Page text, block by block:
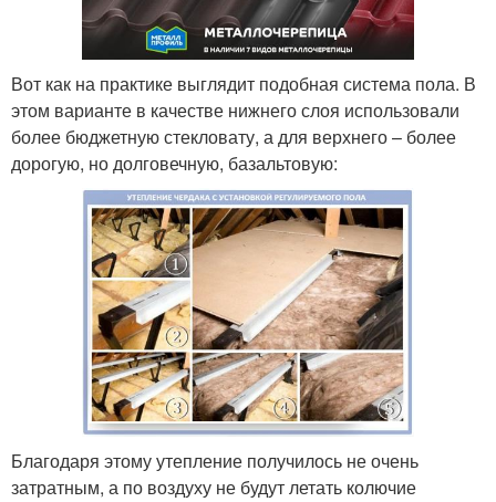
Вот как на практике выглядит подобная система пола. В
этом варианте в качестве нижнего слоя использовали
более бюджетную стекловату, а для верхнего – более
дорогую, но долговечную, базальтовую:
Благодаря этому утепление получилось не очень
затратным, а по воздуху не будут летать колючие